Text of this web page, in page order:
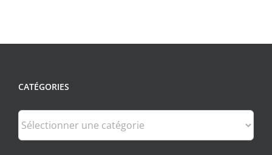
CATÉGORIES
Catégories